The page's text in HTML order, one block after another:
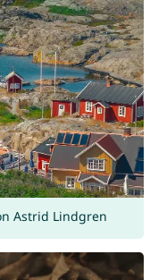
Astrid Lindgren